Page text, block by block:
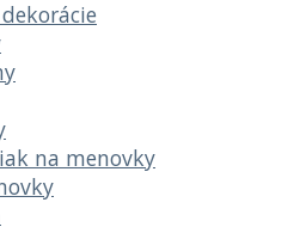
na menovky